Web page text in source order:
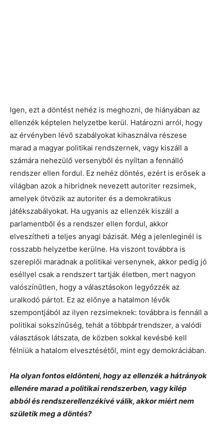
Igen, ezt a döntést nehéz is meghozni, de hiányában az
ellenzék képtelen helyzetbe kerül. Határozni arról, hogy
az érvényben lévő szabályokat kihasználva részese
marad a magyar politikai rendszernek, vagy kiszáll a
számára nehezülő versenyből és nyíltan a fennálló
rendszer ellen fordul. Ez nehéz döntés, ezért is erősek a
világban azok a hibridnek nevezett autoriter rezsimek,
amelyek ötvözik az autoriter és a demokratikus
játékszabályokat. Ha ugyanis az ellenzék kiszáll a
parlamentből és a rendszer ellen fordul, akkor
elveszítheti a teljes anyagi bázisát. Még a jelenleginél is
rosszabb helyzetbe kerülne. Ha viszont továbbra is
szereplői maradnak a politikai versenynek, akkor pedig jó
eséllyel csak a rendszert tartják életben, mert nagyon
valószínűtlen, hogy a választásokon legyőzzék az
uralkodó pártot. Ez az előnye a hatalmon lévők
szempontjából az ilyen rezsimeknek: továbbra is fennáll a
politikai sokszínűség, tehát a többpártrendszer, a valódi
választások látszata, de közben sokkal kevésbé kell
félniük a hatalom elvesztésétől, mint egy demokráciában.
Ha olyan fontos eldönteni, hogy az ellenzék a hátrányok
ellenére marad a politikai rendszerben, vagy kilép
abból és rendszerellenzékivé válik, akkor miért nem
születik meg a döntés?